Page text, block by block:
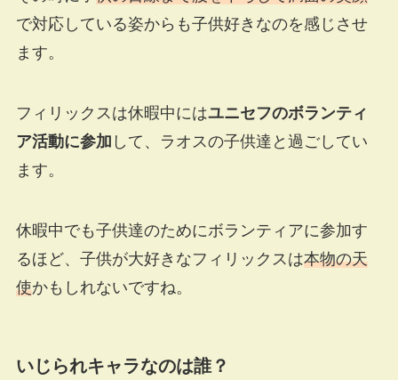
で対応している姿からも子供好きなのを感じさせ
ます。
フィリックスは休暇中にはユニセフのボランティ
ア活動に参加 して、ラオスの子供達と過ごしてい
ます。
休暇中でも子供達のためにボランティアに参加す
るほど、子供が大好きなフィリックスは本物の天
使かもしれないですね。
いじられキャラなのは誰？